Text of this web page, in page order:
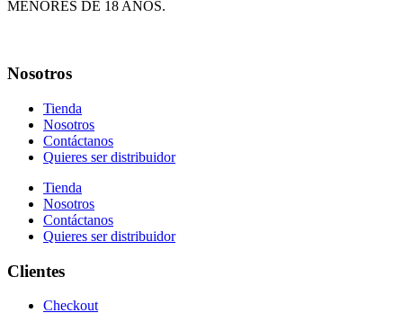
MENORES DE 18 AÑOS.
Nosotros
Tienda
Nosotros
Contáctanos
Quieres ser distribuidor
Tienda
Nosotros
Contáctanos
Quieres ser distribuidor
Clientes
Checkout